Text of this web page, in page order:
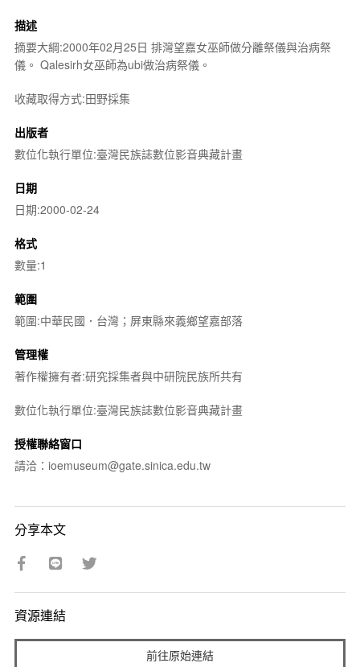
描述
摘要大綱:2000年02月25日 排灣望嘉女巫師做分離祭儀與治病祭
儀。 Qalesirh女巫師為ubi做治病祭儀。
收藏取得方式:田野採集
出版者
數位化執行單位:臺灣民族誌數位影音典藏計畫
日期
日期:2000-02-24
格式
數量:1
範圍
範圍:中華民國．台灣；屏東縣來義鄉望嘉部落
管理權
著作權擁有者:研究採集者與中研院民族所共有
數位化執行單位:臺灣民族誌數位影音典藏計畫
授權聯絡窗口
請洽：ioemuseum@gate.sinica.edu.tw
分享本文
資源連結
前往原始連結